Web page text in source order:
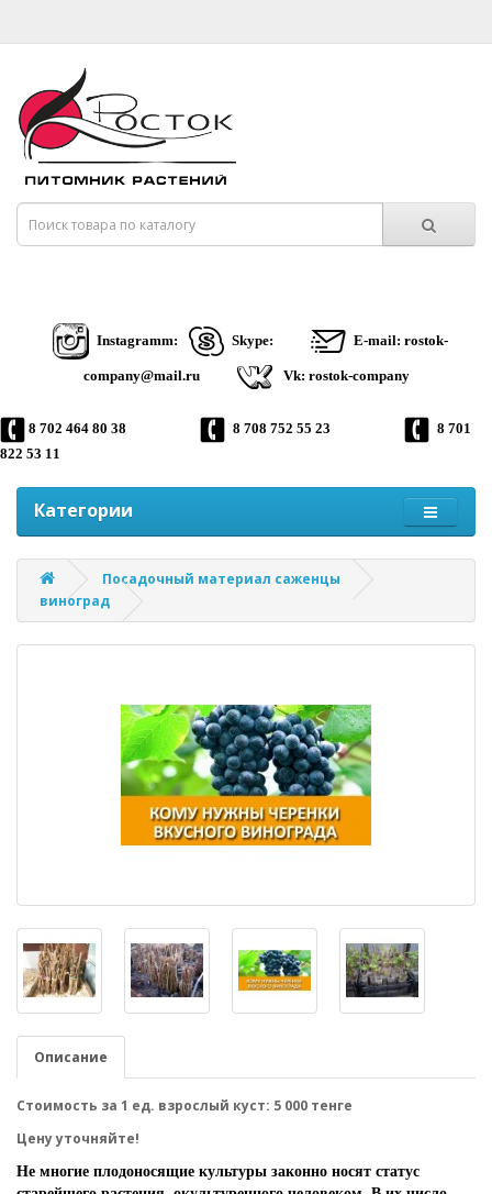
Instagramm: Skype: E-mail: rostok-
company@mail.ru Vk: rostok-company
8 702 464 80 38 8 708 752 55 23
8 701
822 53 11
Категории
Посадочный материал саженцы
виноград
Описание
Стоимость за 1 ед. взрослый куст: 5 000 тенге
Цену уточняйте!
Не многие плодоносящие культуры законно носят статус